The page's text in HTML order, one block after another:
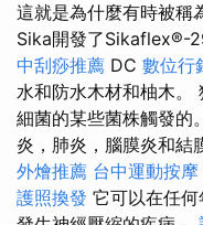
這就是為什麼有時被稱
Sika開發了Sikaflex®-
中刮痧推薦 DC 數位行
水和防水木材和柚木。
細菌的某些菌株觸發的
炎，肺炎，腦膜炎和結
外燴推薦 台中運動按摩
護照換發 它可以在任